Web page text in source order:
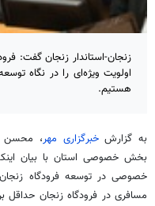
زنجان-استاندار زنجان گفت:
اولویت ویژه‌ای را در نگاه
هستیم.
به گزارشخبرگزاری مهر، محسن
بخش خصوصی استان با بیان
خصوصی در توسعه فرودگاه